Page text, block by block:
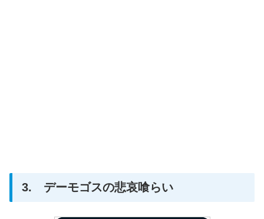
3. デーモゴスの悲哀喰らい